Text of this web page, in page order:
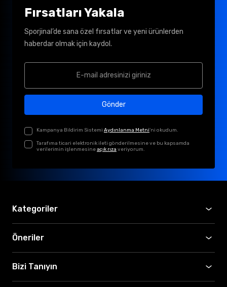
Fırsatları Yakala
Sporjinal’de sana özel fırsatlar ve yeni ürünlerden
haberdar olmak için kaydol.
Gönder
Kampanya Bildirim Sistemi Aydınlanma Metni'ni okudum.
Tarafıma ticari elektronik ileti gönderilmesine ve bu kapsamda
verilerimin işlenmesineaçık rıza veriyorum.
Kategoriler
Öneriler
Bizi Tanıyın